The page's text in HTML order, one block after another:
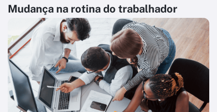
Mudança na rotina do trabalhador